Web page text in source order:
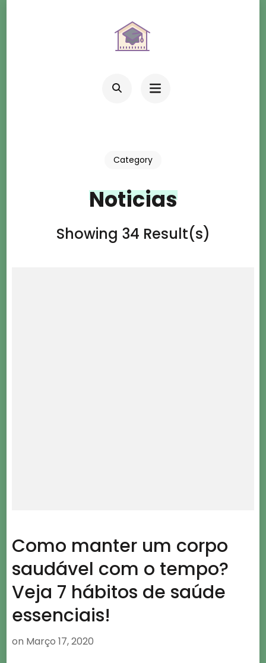
Category
Noticias
Showing 34 Result(s)
Como manter um corpo
saudável com o tempo?
Veja 7 hábitos de saúde
essenciais!
on Março 17, 2020